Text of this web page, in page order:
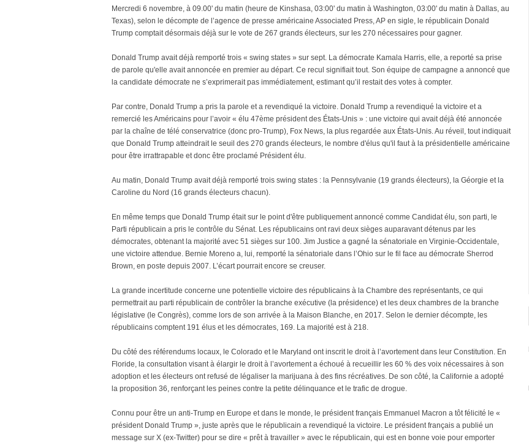
Mercredi 6 novembre, à 09.00' du matin (heure de Kinshasa, 03:00' du matin à Washington, 03:00' du matin à Dallas, au
Texas), selon le décompte de l’agence de presse américaine Associated Press, AP en sigle, le républicain Donald
Trump comptait désormais déjà sur le vote de 267 grands électeurs, sur les 270 nécessaires pour gagner.
Donald Trump avait déjà remporté trois « swing states » sur sept. La démocrate Kamala Harris, elle, a reporté sa prise
de parole qu'elle avait annoncée en premier au départ. Ce recul signifiait tout. Son équipe de campagne a annoncé que
la candidate démocrate ne s’exprimerait pas immédiatement, estimant qu’il restait des votes à compter.
Par contre, Donald Trump a pris la parole et a revendiqué la victoire. Donald Trump a revendiqué la victoire et a
remercié les Américains pour l’avoir « élu 47ème président des États-Unis » : une victoire qui avait déjà été annoncée
par la chaîne de télé conservatrice (donc pro-Trump), Fox News, la plus regardée aux États-Unis. Au réveil, tout indiquait
que Donald Trump atteindrait le seuil des 270 grands électeurs, le nombre d'élus qu'il faut à la présidentielle américaine
pour être irrattrapable et donc être proclamé Président élu.
Au matin, Donald Trump avait déjà remporté trois swing states : la Pennsylvanie (19 grands électeurs), la Géorgie et la
Caroline du Nord (16 grands électeurs chacun).
En même temps que Donald Trump était sur le point d'être publiquement annoncé comme Candidat élu, son parti, le
Parti républicain a pris le contrôle du Sénat. Les républicains ont ravi deux sièges auparavant détenus par les
démocrates, obtenant la majorité avec 51 sièges sur 100. Jim Justice a gagné la sénatoriale en Virginie-Occidentale,
une victoire attendue. Bernie Moreno a, lui, remporté la sénatoriale dans l’Ohio sur le fil face au démocrate Sherrod
Brown, en poste depuis 2007. L’écart pourrait encore se creuser.
La grande incertitude concerne une potentielle victoire des républicains à la Chambre des représentants, ce qui
permettrait au parti républicain de contrôler la branche exécutive (la présidence) et les deux chambres de la branche
législative (le Congrès), comme lors de son arrivée à la Maison Blanche, en 2017. Selon le dernier décompte, les
républicains comptent 191 élus et les démocrates, 169. La majorité est à 218.
Du côté des référendums locaux, le Colorado et le Maryland ont inscrit le droit à l’avortement dans leur Constitution. En
Floride, la consultation visant à élargir le droit à l’avortement a échoué à recueillir les 60 % des voix nécessaires à son
adoption et les électeurs ont refusé de légaliser la marijuana à des fins récréatives. De son côté, la Californie a adopté
la proposition 36, renforçant les peines contre la petite délinquance et le trafic de drogue.
Connu pour être un anti-Trump en Europe et dans le monde, le président français Emmanuel Macron a tôt félicité le «
président Donald Trump », juste après que le républicain a revendiqué la victoire. Le président français a publié un
message sur X (ex-Twitter) pour se dire « prêt à travailler » avec le républicain, qui est en bonne voie pour emporter